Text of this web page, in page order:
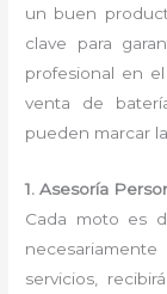
un buen
clave para
profesional en
venta de
pueden marcar
1. Asesoría
Cada moto es
servicios,